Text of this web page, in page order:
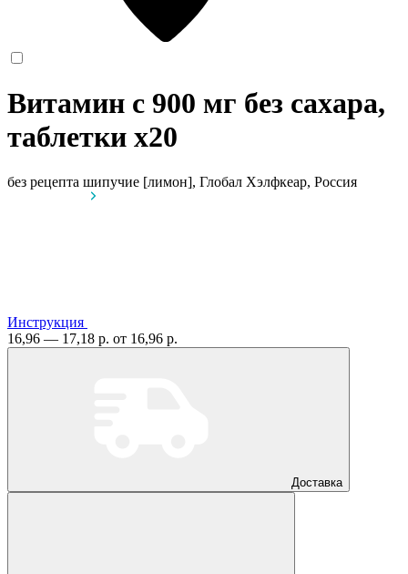
Витамин с 900 мг без сахара,
таблетки x20
без рецепта шипучие [лимон], Глобал Хэлфкеар, Россия
Инструкция
16,96 — 17,18 р. от 16,96 р.
Доставка